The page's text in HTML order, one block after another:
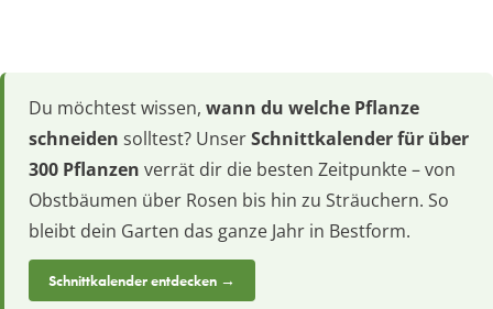
Du möchtest wissen, wann du welche Pflanze
schneiden solltest? UnserSchnittkalender für über
300 Pflanzen verrät dir die besten Zeitpunkte – von
Obstbäumen über Rosen bis hin zu Sträuchern. So
bleibt dein Garten das ganze Jahr in Bestform.
Schnittkalender entdecken →